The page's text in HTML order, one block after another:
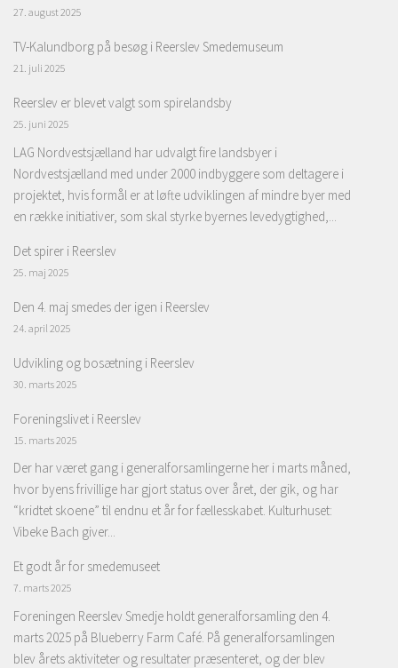
27. august 2025
TV-Kalundborg på besøg i Reerslev Smedemuseum
21. juli 2025
Reerslev er blevet valgt som spirelandsby
25. juni 2025
LAG Nordvestsjælland har udvalgt fire landsbyer i
Nordvestsjælland med under 2000 indbyggere som deltagere i
projektet, hvis formål er at løfte udviklingen af mindre byer med
en række initiativer, som skal styrke byernes levedygtighed,...
Det spirer i Reerslev
25. maj 2025
Den 4. maj smedes der igen i Reerslev
24. april 2025
Udvikling og bosætning i Reerslev
30. marts 2025
Foreningslivet i Reerslev
15. marts 2025
Der har været gang i generalforsamlingerne her i marts måned,
hvor byens frivillige har gjort status over året, der gik, og har
“kridtet skoene” til endnu et år for fællesskabet. Kulturhuset:
Vibeke Bach giver...
Et godt år for smedemuseet
7. marts 2025
Foreningen Reerslev Smedje holdt generalforsamling den 4.
marts 2025 på Blueberry Farm Café. På generalforsamlingen
blev årets aktiviteter og resultater præsenteret, og der blev